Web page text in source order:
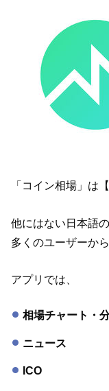
「コイン相場」は
他にはない日本語
多くのユーザーか
アプリでは、
相場チャート・
ニュース
ICO